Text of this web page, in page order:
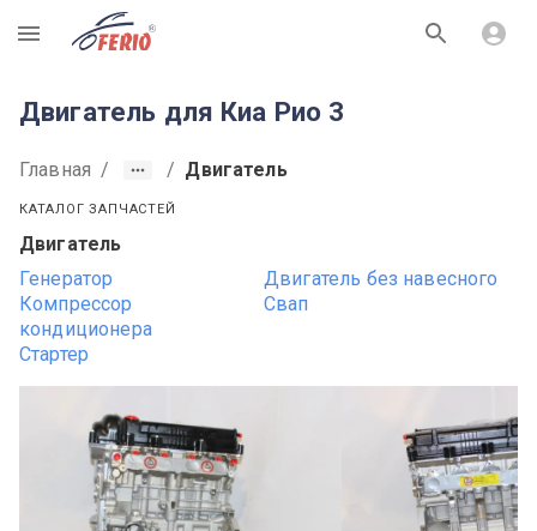
R
Двигатель для Киа Рио 3
Главная / / Двигатель
КАТАЛОГ ЗАПЧАСТЕЙ
Двигатель
Генератор
Двигатель без навесного
Компрессор
кондиционера
Свап
Стартер